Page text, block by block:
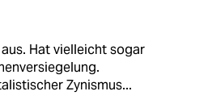
Hat vielleicht sogar
Zynismus...